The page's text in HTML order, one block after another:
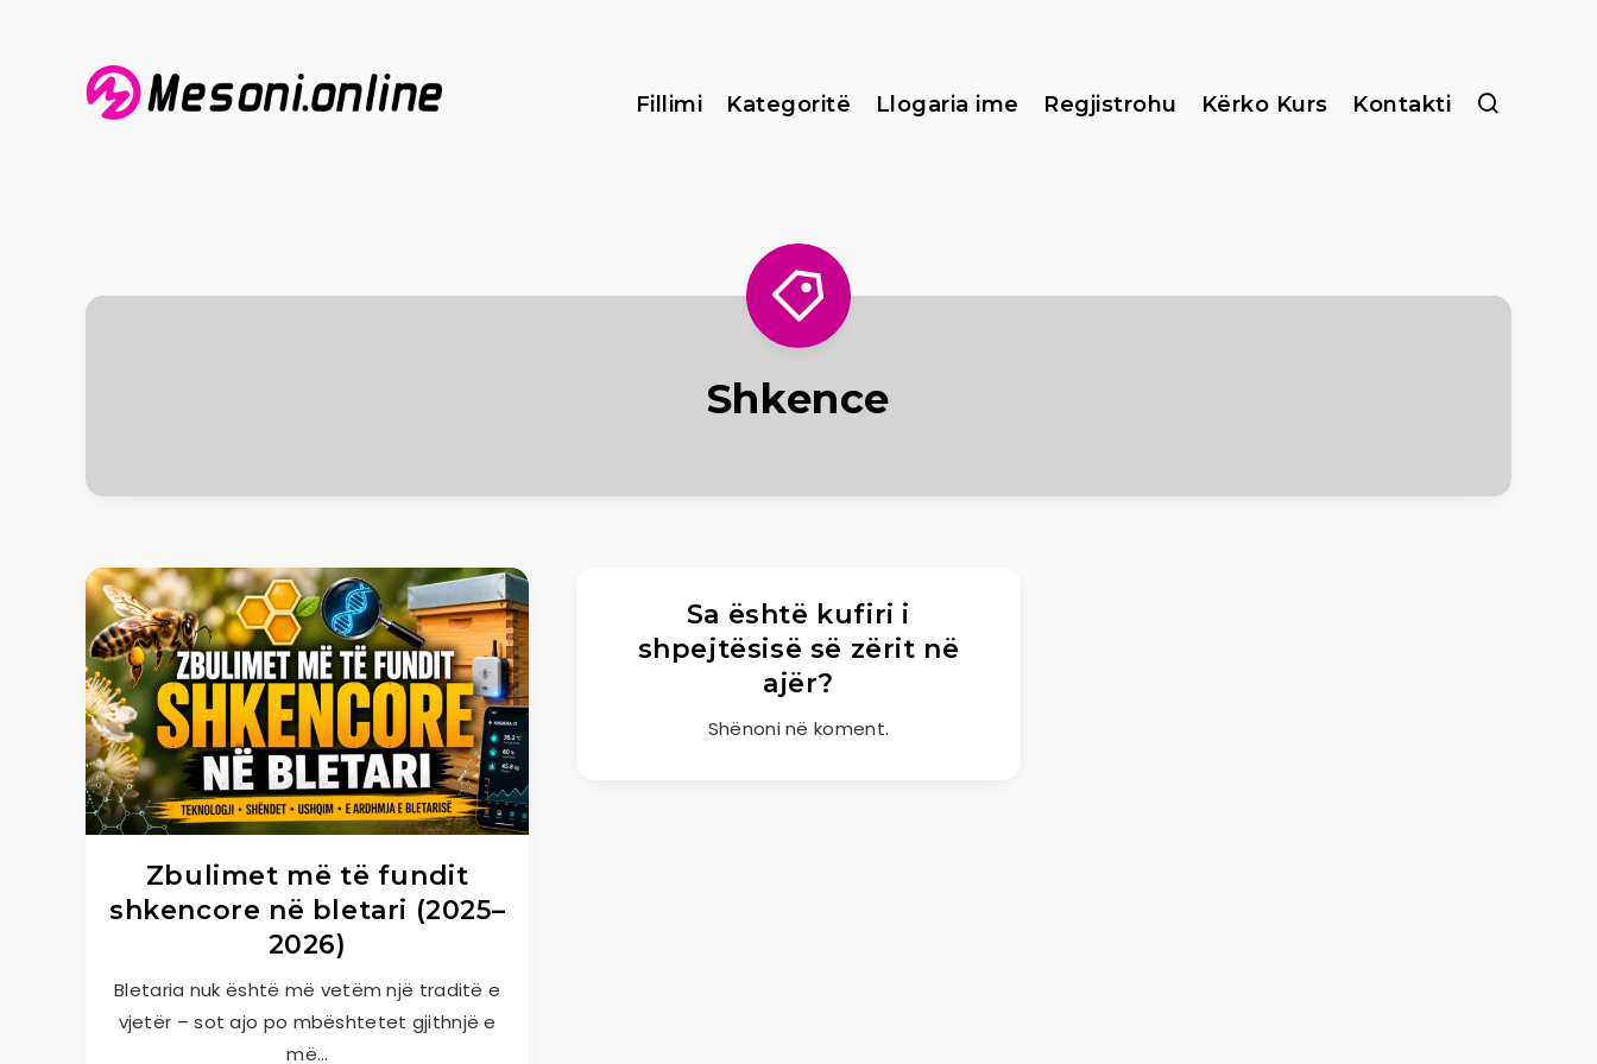
Fillimi Kategoritë Llogaria ime Regjistrohu Kërko Kurs Kontakti
Shkence
Zbulimet më të fundit
shkencore në bletari (2025–
2026)
Bletaria nuk është më vetëm një traditë e
vjetër – sot ajo po mbështetet gjithnjë e
më…
Sa është kufiri i
shpejtësisë së zërit në
ajër?
Shënoni në koment.